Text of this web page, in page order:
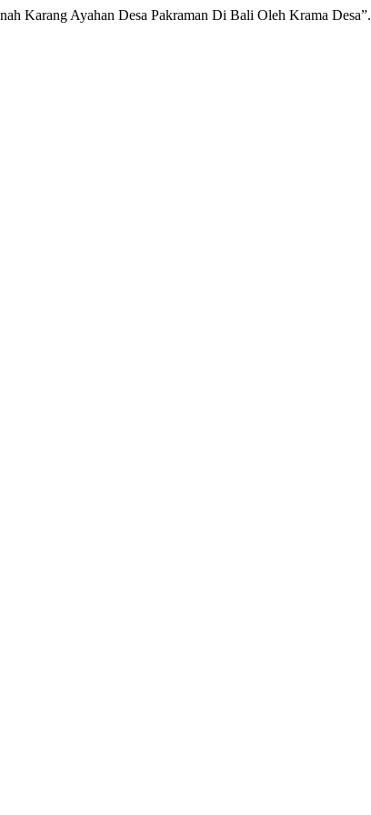
Karang Ayahan Desa Pakraman Di Bali Oleh Krama Desa”.